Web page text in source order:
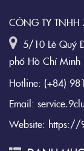
CÔNG TY TNHH
5/10 Lê Quý
phố Hồ Chí Minh
Hotline: (+84)
Email:
Website: https://